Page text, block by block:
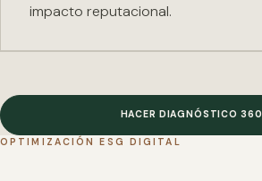
impacto reputacional.
HACER DIAGNÓSTICO 360
OPTIMIZACIÓN ESG DIGITAL